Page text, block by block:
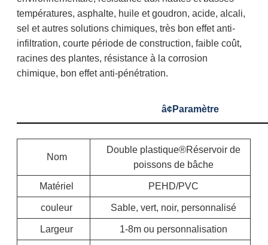
températures, asphalte, huile et goudron, acide, alcali,
sel et autres solutions chimiques, très bon effet anti-
infiltration, courte période de construction, faible coût,
racines des plantes, résistance à la corrosion
chimique, bon effet anti-pénétration.
â¢Paramètre
Nom
Double plastique®Réservoir de
poissons de bâche
Matériel PEHD/PVC
couleur Sable, vert, noir, personnalisé
Largeur 1-8m ou personnalisation